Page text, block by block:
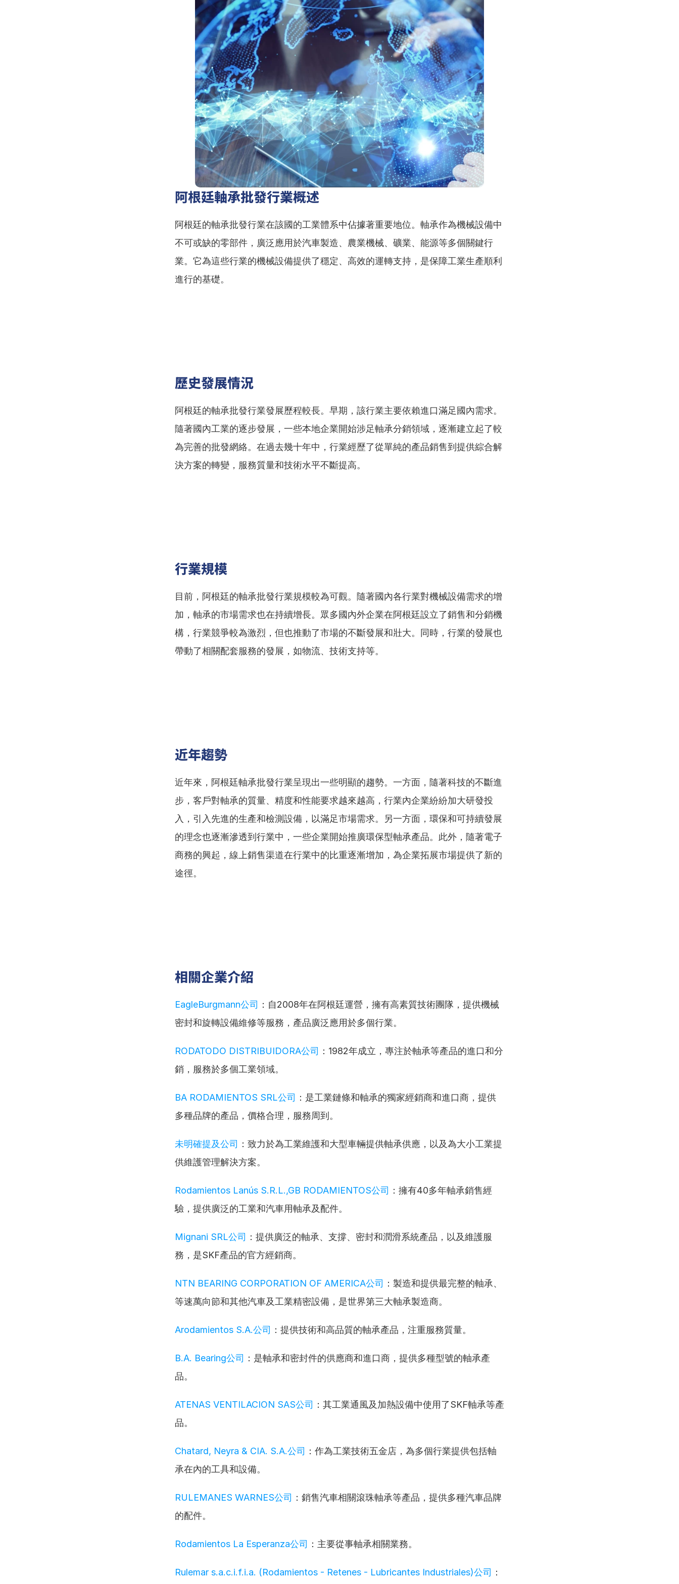
阿根廷軸承批發行業概述
阿根廷的軸承批發行業在該國的工業體系中佔據著重要地位。軸承作為機械設備中
不可或缺的零部件，廣泛應用於汽車製造、農業機械、礦業、能源等多個關鍵行
業。它為這些行業的機械設備提供了穩定、高效的運轉支持，是保障工業生產順利
進行的基礎。
歷史發展情況
阿根廷的軸承批發行業發展歷程較長。早期，該行業主要依賴進口滿足國內需求。
隨著國內工業的逐步發展，一些本地企業開始涉足軸承分銷領域，逐漸建立起了較
為完善的批發網絡。在過去幾十年中，行業經歷了從單純的產品銷售到提供綜合解
決方案的轉變，服務質量和技術水平不斷提高。
行業規模
目前，阿根廷的軸承批發行業規模較為可觀。隨著國內各行業對機械設備需求的增
加，軸承的市場需求也在持續增長。眾多國內外企業在阿根廷設立了銷售和分銷機
構，行業競爭較為激烈，但也推動了市場的不斷發展和壯大。同時，行業的發展也
帶動了相關配套服務的發展，如物流、技術支持等。
近年趨勢
近年來，阿根廷軸承批發行業呈現出一些明顯的趨勢。一方面，隨著科技的不斷進
步，客戶對軸承的質量、精度和性能要求越來越高，行業內企業紛紛加大研發投
入，引入先進的生產和檢測設備，以滿足市場需求。另一方面，環保和可持續發展
的理念也逐漸滲透到行業中，一些企業開始推廣環保型軸承產品。此外，隨著電子
商務的興起，線上銷售渠道在行業中的比重逐漸增加，為企業拓展市場提供了新的
途徑。
相關企業介紹
EagleBurgmann公司 ：自2008年在阿根廷運營，擁有高素質技術團隊，提供機械
密封和旋轉設備維修等服務，產品廣泛應用於多個行業。
RODATODO DISTRIBUIDORA公司 ：1982年成立，專注於軸承等產品的進口和分
銷，服務於多個工業領域。
BA RODAMIENTOS SRL公司 ：是工業鏈條和軸承的獨家經銷商和進口商，提供
多種品牌的產品，價格合理，服務周到。
未明確提及公司 ：致力於為工業維護和大型車輛提供軸承供應，以及為大小工業提
供維護管理解決方案。
Rodamientos Lanús S.R.L.,GB RODAMIENTOS公司 ：擁有40多年軸承銷售經
驗，提供廣泛的工業和汽車用軸承及配件。
Mignani SRL公司 ：提供廣泛的軸承、支撐、密封和潤滑系統產品，以及維護服
務，是SKF產品的官方經銷商。
NTN BEARING CORPORATION OF AMERICA公司 ：製造和提供最完整的軸承、
等速萬向節和其他汽車及工業精密設備，是世界第三大軸承製造商。
Arodamientos S.A.公司 ：提供技術和高品質的軸承產品，注重服務質量。
B.A. Bearing公司 ：是軸承和密封件的供應商和進口商，提供多種型號的軸承產
品。
ATENAS VENTILACION SAS公司 ：其工業通風及加熱設備中使用了SKF軸承等產
品。
Chatard, Neyra & CIA. S.A.公司 ：作為工業技術五金店，為多個行業提供包括軸
承在內的工具和設備。
RULEMANES WARNES公司 ：銷售汽車相關滾珠軸承等產品，提供多種汽車品牌
的配件。
Rodamientos La Esperanza公司 ：主要從事軸承相關業務。
Rulemar s.a.c.i.f.i.a. (Rodamientos - Retenes - Lubricantes Industriales)公司 ：